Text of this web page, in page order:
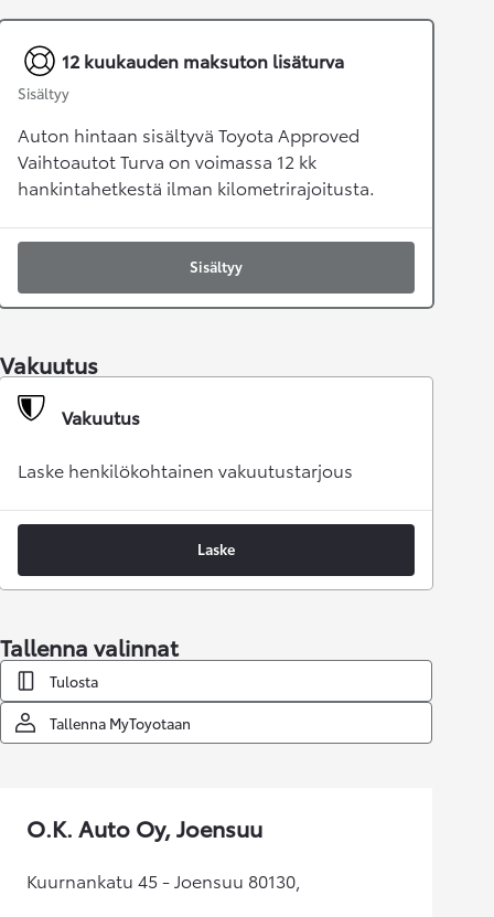
12 kuukauden maksuton lisäturva
Sisältyy
Auton hintaan sisältyvä Toyota Approved
Vaihtoautot Turva on voimassa 12 kk
hankintahetkestä ilman kilometrirajoitusta.
Sisältyy
Vakuutus
Vakuutus
Laske henkilökohtainen vakuutustarjous
Laske
Tallenna valinnat
Tulosta
Tallenna MyToyotaan
O.K. Auto Oy, Joensuu
Kuurnankatu 45 - Joensuu 80130,